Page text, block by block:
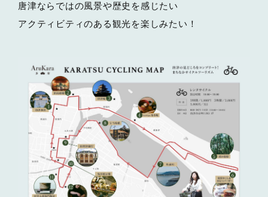
唐津ならではの風景や歴史を感じたい
アクティビティのある観光を楽しみたい！